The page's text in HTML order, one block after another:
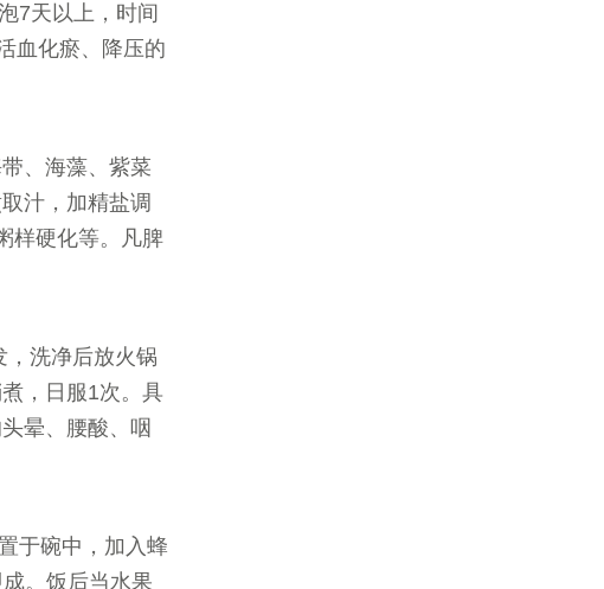
7天以上，时间
血化瘀、降压的
、海藻、紫菜
汁，加精盐调
样硬化等。凡脾
，洗净后放火锅
，日服1次。具
晕、腰酸、咽
于碗中，加入蜂
。饭后当水果